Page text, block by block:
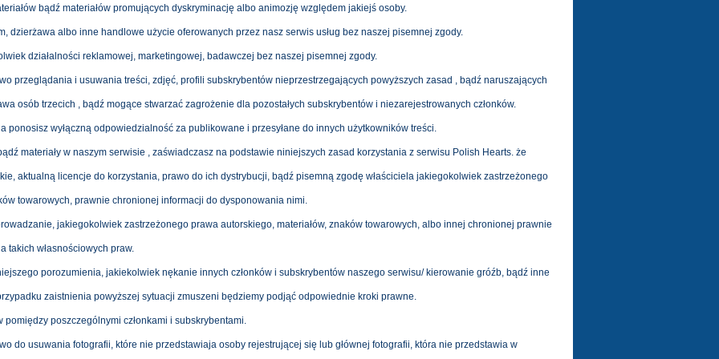
bądź materiałów promujących dyskryminację albo animozję względem jakiejś osoby.
dzierżawa albo inne handlowe użycie oferowanych przez nasz serwis usług bez naszej pisemnej zgody.
działalności reklamowej, marketingowej, badawczej bez naszej pisemnej zgody.
przeglądania i usuwania treści, zdjęć, profili subskrybentów nieprzestrzegających powyższych zasad , bądź naruszających
osób trzecich , bądź mogące stwarzać zagrożenie dla pozostałych subskrybentów i niezarejestrowanych członków.
ponosisz wyłączną odpowiedzialność za publikowane i przesyłane do innych użytkowników treści.
materiały w naszym serwisie , zaświadczasz na podstawie niniejszych zasad korzystania z serwisu Polish Hearts. że
aktualną licencje do korzystania, prawo do ich dystrybucji, bądź pisemną zgodę właściciela jakiegokolwiek zastrzeżonego
towarowych, prawnie chronionej informacji do dysponowania nimi.
jakiegokolwiek zastrzeżonego prawa autorskiego, materiałów, znaków towarowych, albo innej chronionej prawnie
takich własnościowych praw.
porozumienia, jakiekolwiek nękanie innych członków i subskrybentów naszego serwisu/ kierowanie gróźb, bądź inne
zaistnienia powyższej sytuacji zmuszeni będziemy podjąć odpowiednie kroki prawne.
poszczególnymi członkami i subskrybentami.
do usuwania fotografii, które nie przedstawiaja osoby rejestrującej się lub głównej fotografii, która nie przedstawia w